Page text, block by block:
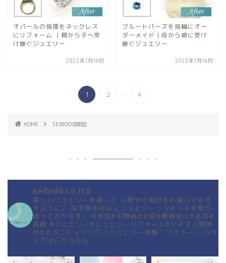
オパールの指環をネックレス
にリフォーム ｜親から子へ受
け継ぐジュエリー
2022年1月16日
ブルートパーズを指輪にオー
ダーメイド｜母から娘に受け
継ぐジュエリー
2022年1月16日
1 2 ... 4
HOME SEIBIDO沼田店
seibido.co.ltd
美しいジュエリーを通して 心華やぐ毎日をお届けできま
すように。
埼玉県を中心にジュエリー・ウォッチを取り
扱っております。
#本庄#千間台#大宮#東神奈川#追浜#
高崎 #ジュエリー#ジュエリーリフォーム#シチズン腕時
計#エタニティリング ↓ジュエリー修理・リフォーム/リメ
イクはこちらから